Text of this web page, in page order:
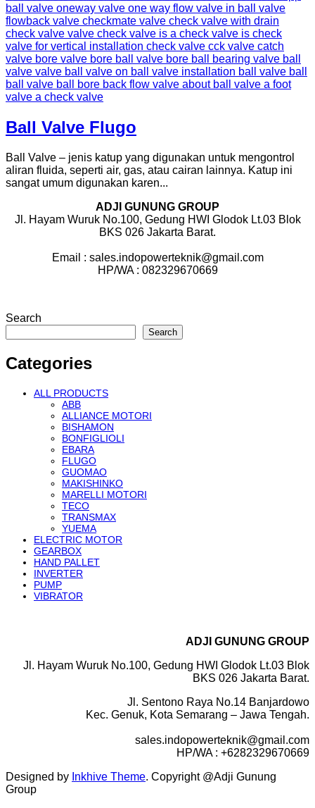
Ball Valve Flugo
Ball Valve – jenis katup yang digunakan untuk mengontrol
aliran fluida, seperti air, gas, atau cairan lainnya. Katup ini
sangat umum digunakan karen...
ADJI GUNUNG GROUP
Jl. Hayam Wuruk No.100, Gedung HWI Glodok Lt.03 Blok
BKS 026 Jakarta Barat.
Email : sales.indopowerteknik@gmail.com
HP/WA : 082329670669
Search
Search
Categories
ALL PRODUCTS
ABB
ALLIANCE MOTORI
BISHAMON
BONFIGLIOLI
EBARA
FLUGO
GUOMAO
MAKISHINKO
MARELLI MOTORI
TECO
TRANSMAX
YUEMA
ELECTRIC MOTOR
GEARBOX
HAND PALLET
INVERTER
PUMP
VIBRATOR
ADJI GUNUNG GROUP
Jl. Hayam Wuruk No.100, Gedung HWI Glodok Lt.03 Blok
BKS 026 Jakarta Barat.
Jl. Sentono Raya No.14 Banjardowo
Kec. Genuk, Kota Semarang – Jawa Tengah.
sales.indopowerteknik@gmail.com
HP/WA : +6282329670669
Designed by Inkhive Theme. Copyright @Adji Gunung
Group